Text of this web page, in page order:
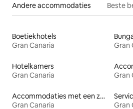
Andere accommodaties Beste
Boetiekhotels
Gran Canaria
Gran
Hotelkamers
Gran Canaria
Gran
Accommodaties met een zwembad
Gran Canaria
Gran